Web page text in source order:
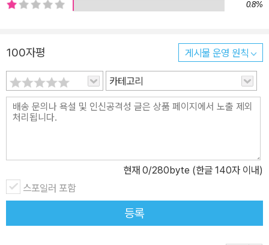
0.8%
100자평 게시물 운영 원칙
카테고리
현재 0/280byte (한글 140자 이내)
스포일러 포함
등록